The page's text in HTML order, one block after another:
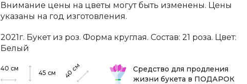
Внимание цены на цветы могут быть изменены. Цены
указаны на год изготовления.
2021г. Букет из роз. Форма круглая. Состав: 21 роза. Цвет:
Белый
40 см
45 см 40
см
Средство для продления
жизни букета в ПОДАРОК